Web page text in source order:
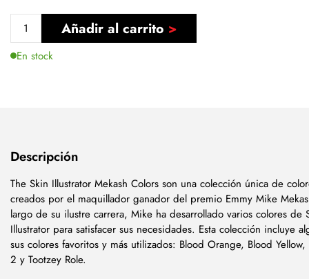
Añadir al carrito
En stock
Descripción
The Skin Illustrator Mekash Colors son una colección única de
creados por el maquillador ganador del premio Emmy Mike
largo de su ilustre carrera, Mike ha desarrollado varios colores de
Illustrator para satisfacer sus necesidades. Esta colección incluye
sus colores favoritos y más utilizados: Blood Orange, Blood
2 y Tootzey Role.